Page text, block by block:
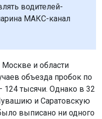
водителей-
МАКС-канал
Москве и области
объезда пробок по
124 тысячи. Однако в 32
и Саратовскую
выписано ни одного